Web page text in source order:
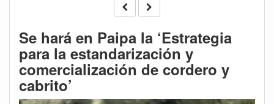
Se hará en Paipa la ‘Estrategia
para la estandarización y
comercialización de cordero y
cabrito’